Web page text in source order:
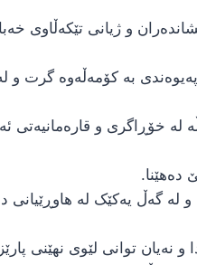
و ژیانی تێکەڵاوی
بە کۆمەڵەوە گرت و
پێشمەرگەی کۆمەڵە لە خۆڕاگری و
دەهێنا.
و لە گەڵ یەکێک لە هاوڕێیانی
نەیان توانی لێوی نهێنی